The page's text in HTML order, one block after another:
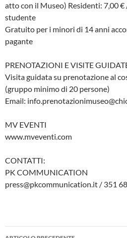
atto con il Museo) Residenti: 7,00
studente
Gratuito per i minori di 14 anni
pagante
PRENOTAZIONI E VISITE
Visita guidata su prenotazione al
(gruppo minimo di 20 persone)
Email:
MV EVENTI
www.mveventi.com
CONTATTI:
PK COMMUNICATION
press@pkcommunication.it / 351
Navigazione